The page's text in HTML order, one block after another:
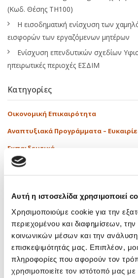
Αυτή η ιστοσελίδα χρησιμοποιεί
Χρησιμοποιούμε cookie για την
περιεχομένου και διαφημίσεων,
κοινωνικών μέσων και την ανάλυση
επισκεψιμότητάς μας. Επιπλέον,
πληροφορίες που αφορούν τον
χρησιμοποιείτε τον ιστότοπό μας
(Κωδ. Θέσης ΤΗ100)
Η εισοδηματική ενίσχυση των
εισφορών των εργαζόμενων μητέρων
Ενίσχυση επενδυτικών σχεδίων
ηπειρωτικές περιοχές ΕΣΔΙΜ
Κατηγορίες
Οικονομική Επικαιρότητα
Αναπτυξιακά Προγράμματα –
Εκπαιδευτικά
Δραστηριότητες
Νόμοι – Εγκύκλιοι
Tags
AI Και Φορολογία(1) Audit (1) E-Timologia
E-Ναυλοσύμφωνο
EInvoicing Iapa